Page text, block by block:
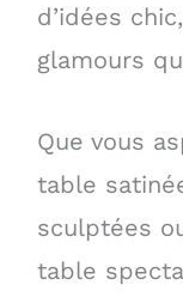
d’idées
glamours
Que vous
table
sculptées
table